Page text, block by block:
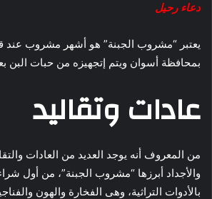
دعاء رحيل
يعتبر “مشروب الجبنة” هو أشهر مشروب عند
بمحافظة أسوان ويتم إتجهيزه من حبات البن
عادات وتقاليد
من المعروف أنه يوجد العديد من العادات
والأجداد أبرزها “مشروب الجبنة”، من أول
بالأدوات التراثية، وهى الفخارة والهون